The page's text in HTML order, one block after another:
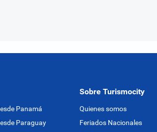
Panamá
Paraguay
Sobre Turismocity
Quienes somos
Feriados Nacionales